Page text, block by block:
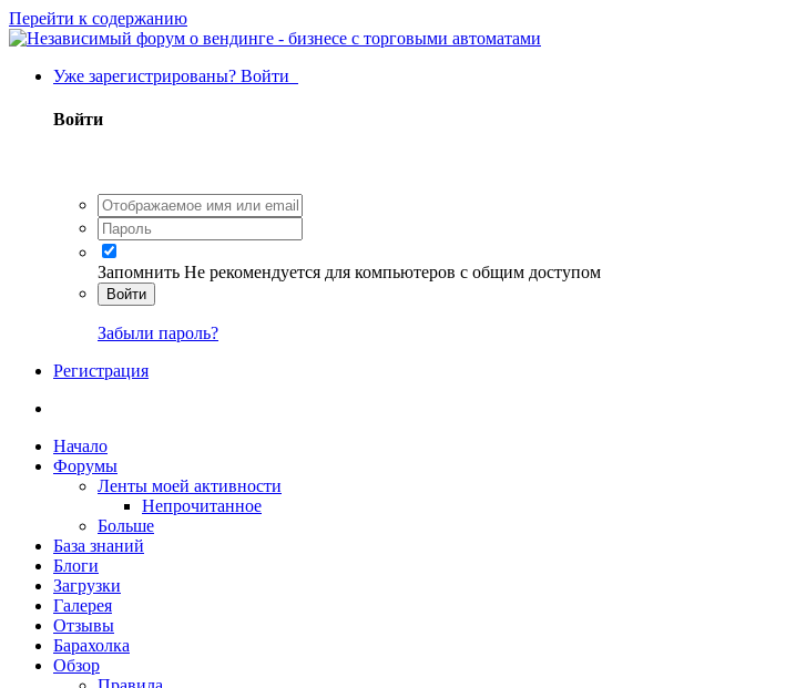
Перейти к содержанию
Уже зарегистрированы? Войти
Войти
Запомнить Не рекомендуется для компьютеров с общим доступом
Войти
Забыли пароль?
Регистрация
Начало
Форумы
Ленты моей активности
Непрочитанное
Больше
База знаний
Блоги
Загрузки
Галерея
Отзывы
Барахолка
Обзор